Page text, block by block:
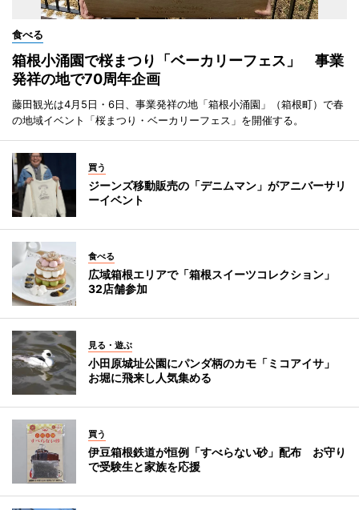
食べる
箱根小涌園で桜まつり「ベーカリーフェス」 事業
発祥の地で70周年企画
藤田観光は4月5日・6日、事業発祥の地「箱根小涌園」（箱根町）で春
の地域イベント「桜まつり・ベーカリーフェス」を開催する。
買う
ジーンズ移動販売の「デニムマン」がアニバーサリ
ーイベント
食べる
広域箱根エリアで「箱根スイーツコレクション」
32店舗参加
見る・遊ぶ
小田原城址公園にパンダ柄のカモ「ミコアイサ」
お堀に飛来し人気集める
買う
伊豆箱根鉄道が恒例「すべらない砂」配布 お守り
で受験生と家族を応援